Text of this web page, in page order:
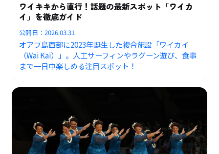
ワイキキから直行！話題の最新スポット「ワイカ
イ」を徹底ガイド
公開日：2026.03.31
オアフ島西部に2023年誕生した複合施設「ワイカイ
（Wai Kai）」。人工サーフィンやラグーン遊び、食事
まで一日中楽しめる注目スポット！